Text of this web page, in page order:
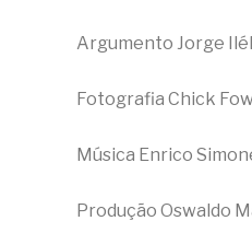
Argumento Jorge
Fotografia Chick
Música Enrico
Produção Oswaldo